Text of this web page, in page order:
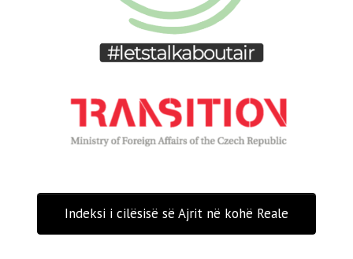
Indeksi i cilësisë së Ajrit në kohë Reale